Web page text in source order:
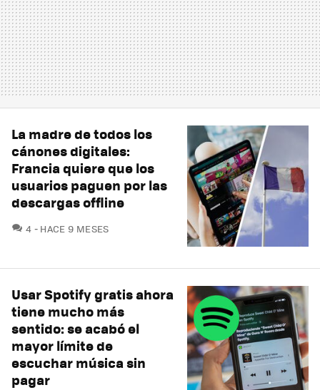
La madre de todos los
cánones digitales:
Francia quiere que los
usuarios paguen por las
descargas offline
4 COMENTARIOS
HACE 9 MESES
Usar Spotify gratis ahora
tiene mucho más
sentido: se acabó el
mayor límite de
escuchar música sin
pagar